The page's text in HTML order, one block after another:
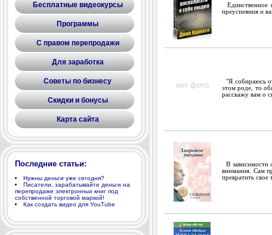
Бесплатные видеокурсы
Программы
С правом перепродажи
Для заработка
Советы по бизнесу
Скидки и бонусы
Карта сайта
Последние статьи:
Нужны деньги уже сегодня?
Писатели, зарабатывайте деньги на
перепродаже электронных книг под
собственной торговой маркой!
Как создать видео для YouTube
Единственное
преуспеяния и
нет фото
"Я собираюсь
этом роде, то
расскажу вам о
В зависимости
внимания. Сам
превратить свое